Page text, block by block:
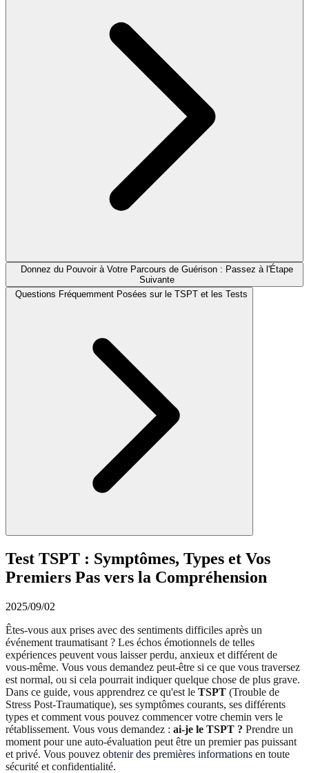
Donnez du Pouvoir à Votre Parcours de Guérison : Passez à l'Étape
Suivante
Questions Fréquemment Posées sur le TSPT et les Tests
Test TSPT : Symptômes, Types et Vos
Premiers Pas vers la Compréhension
2025/09/02
Êtes-vous aux prises avec des sentiments difficiles après un
événement traumatisant ? Les échos émotionnels de telles
expériences peuvent vous laisser perdu, anxieux et différent de
vous-même. Vous vous demandez peut-être si ce que vous traversez
est normal, ou si cela pourrait indiquer quelque chose de plus grave.
Dans ce guide, vous apprendrez ce qu'est le TSPT (Trouble de
Stress Post-Traumatique), ses symptômes courants, ses différents
types et comment vous pouvez commencer votre chemin vers le
rétablissement. Vous vous demandez : ai-je le TSPT ? Prendre un
moment pour une auto-évaluation peut être un premier pas puissant
et privé. Vous pouvez obtenir des premières informations en toute
sécurité et confidentialité.